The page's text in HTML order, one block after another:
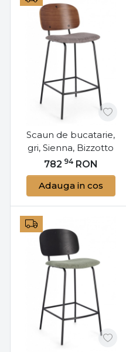
Scaun de bucatarie,
gri, Sienna, Bizzotto
782 94 RON
Adauga in cos